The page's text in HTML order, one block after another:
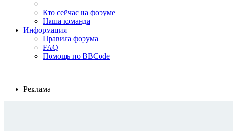
Кто сейчас на форуме
Наша команда
Информация
Правила форума
FAQ
Помощь по BBCode
Реклама